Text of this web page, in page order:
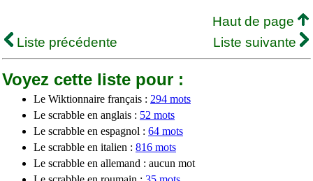
Haut de page
Liste précédente
Liste suivante
Voyez cette liste pour :
Le Wiktionnaire français : 294 mots
Le scrabble en anglais : 52 mots
Le scrabble en espagnol : 64 mots
Le scrabble en italien : 816 mots
Le scrabble en allemand : aucun mot